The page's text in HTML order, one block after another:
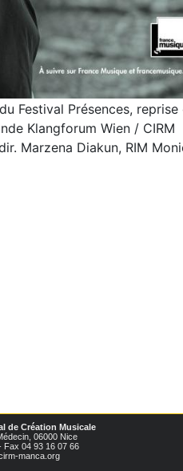
Festival Présences, reprise
Klangforum Wien / CIRM
Marzena Diakun, RIM
de Création Musicale
06000 Nice
Fax 04 93 16 07 66
manca.org